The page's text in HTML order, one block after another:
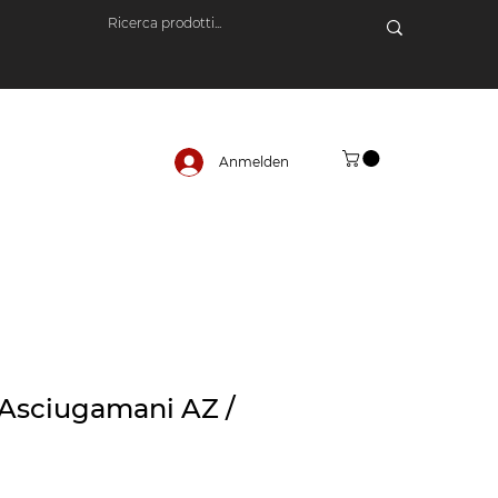
Anmelden
AZ /